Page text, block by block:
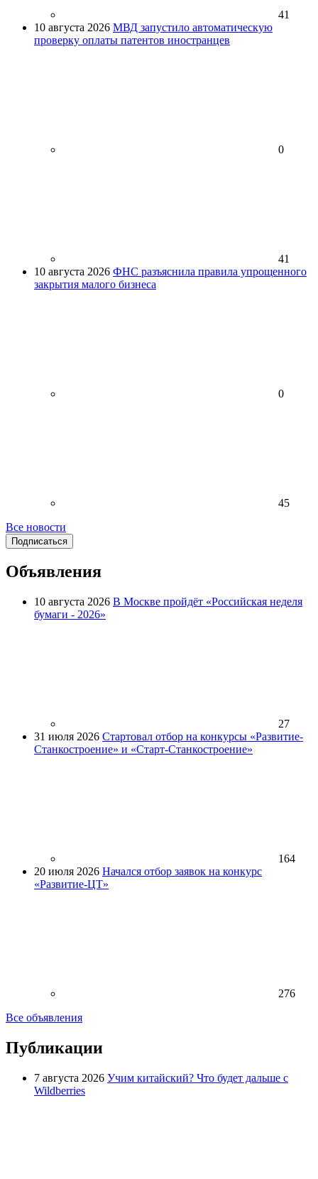
41
10 августа 2026 МВД запустило автоматическую
проверку оплаты патентов иностранцев
0
41
10 августа 2026 ФНС разъяснила правила упрощенного
закрытия малого бизнеса
0
45
Все новости
Подписаться
Объявления
10 августа 2026 В Москве пройдёт «Российская неделя
бумаги - 2026»
27
31 июля 2026 Стартовал отбор на конкурсы «Развитие-
Станкостроение» и «Старт-Станкостроение»
164
20 июля 2026 Начался отбор заявок на конкурс
«Развитие-ЦТ»
276
Все объявления
Публикации
7 августа 2026 Учим китайский? Что будет дальше с
Wildberries